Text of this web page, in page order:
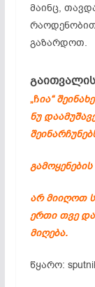
მაინც,
გაზარდოთ.
„ჩია“
ნუ
არ მიიღოთ
ერთი თვე
მიღება.
წყარო: